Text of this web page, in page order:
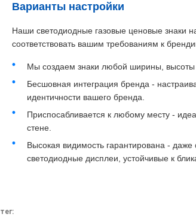
Варианты настройки
Наши светодиодные газовые ценовые знаки
соответствовать вашим требованиям к
Мы создаем знаки любой ширины, высоты
Бесшовная интеграция бренда -
идентичности вашего бренда.
Приспосабливается к любому месту -
стене.
Высокая видимость гарантирована -
светодиодные дисплеи, устойчивые к
тег: